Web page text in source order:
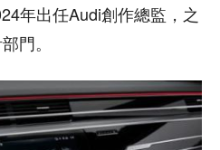
年出任Audi創作總監，之
門。